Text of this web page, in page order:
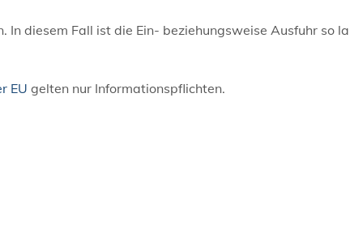
In diesem Fall ist die Ein- beziehungsweise Ausfuhr so
EU gelten nur Informationspflichten.